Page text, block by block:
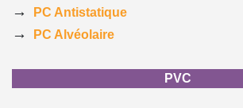
→ PC Antistatique
→ PC Alvéolaire
PVC